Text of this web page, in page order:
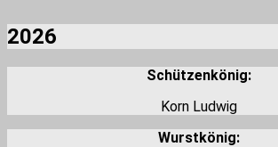
2026
Schützenkönig:
Korn Ludwig
Wurstkönig: